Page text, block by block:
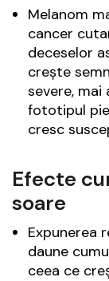
Melanom
cancer
deceselor
crește
severe, mai
fototipul
cresc
Efecte
soare
Expunerea
daune
ceea ce